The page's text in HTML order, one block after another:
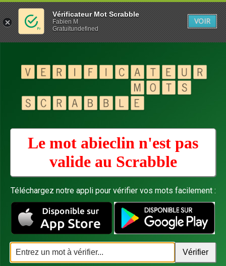
Le mot abieclin n'est pas
valide au Scrabble
Téléchargez notre appli pour vérifier vos mots facilement :
Vérificateur Mot Scrabble
Fabien M
Gratuitundefined
VOIR